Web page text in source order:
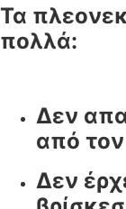
Τα
πολλά:
Δεν
από
Δεν